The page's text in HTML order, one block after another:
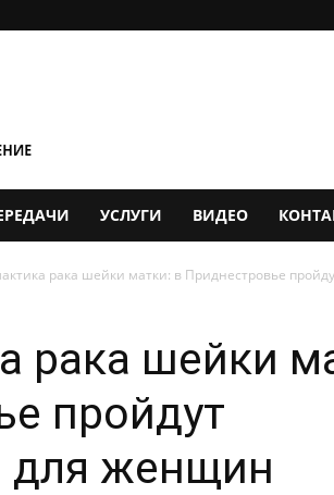
УСЛУГИ ВИДЕО
рака шейки матки: в Приднестровье
рака шейки
пройдут
для женщин